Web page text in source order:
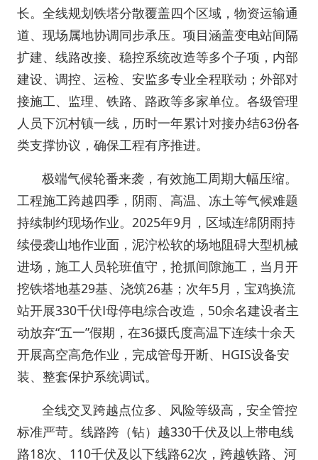
长。全线规划铁塔分散覆盖四个区域，物资运输通
道、现场属地协调同步承压。项目涵盖变电站间隔
扩建、线路改接、稳控系统改造等多个子项，内部
建设、调控、运检、安监多专业全程联动；外部对
接施工、监理、铁路、路政等多家单位。各级管理
人员下沉村镇一线，历时一年累计对接办结63份各
类支撑协议，确保工程有序推进。
极端气候轮番来袭，有效施工周期大幅压缩。
工程施工跨越四季，阴雨、高温、冻土等气候难题
持续制约现场作业。2025年9月，区域连绵阴雨持
续侵袭山地作业面，泥泞松软的场地阻碍大型机械
进场，施工人员轮班值守，抢抓间隙施工，当月开
挖铁塔地基29基、浇筑26基；次年5月，宝鸡换流
站开展330千伏Ⅰ母停电综合改造，50余名建设者主
动放弃“五一”假期，在36摄氏度高温下连续十余天
开展高空高危作业，完成管母开断、HGIS设备安
装、整套保护系统调试。
全线交叉跨越点位多、风险等级高，安全管控
标准严苛。线路跨（钻）越330千伏及以上带电线
路18次、110千伏及以下线路62次，跨越铁路、河